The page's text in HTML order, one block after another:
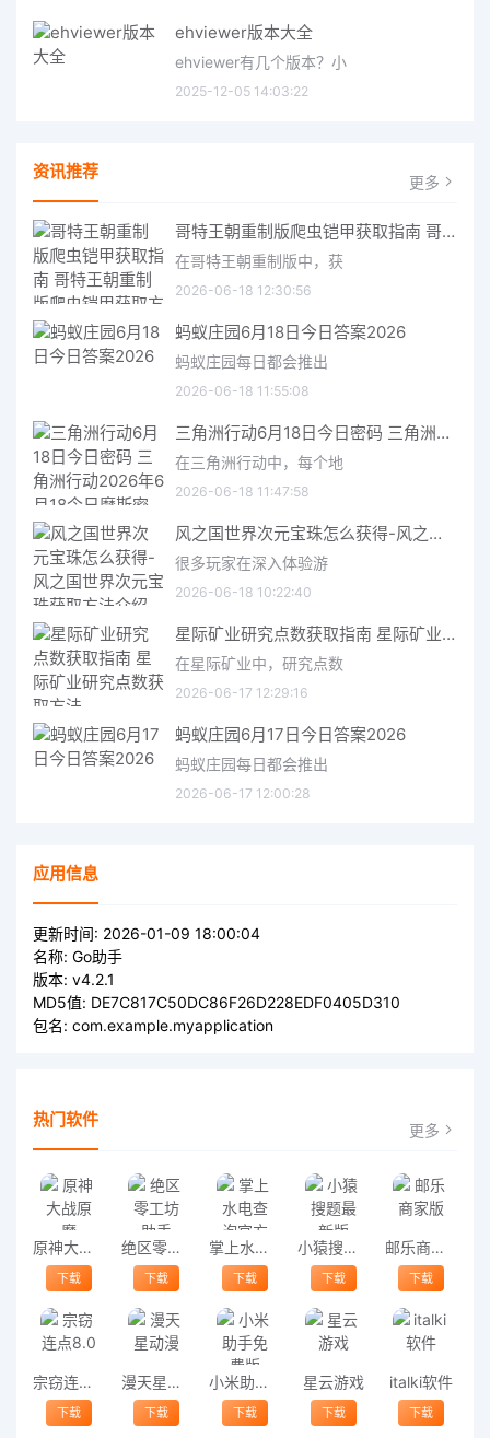
ehviewer版本大全
ehviewer有几个版本？小
2025-12-05 14:03:22
资讯推荐 更多
哥特王朝重制版爬虫铠甲获取指南 哥特王朝重制版爬虫铠甲获取方法
在哥特王朝重制版中，获
2026-06-18 12:30:56
蚂蚁庄园6月18日今日答案2026
蚂蚁庄园每日都会推出
2026-06-18 11:55:08
三角洲行动6月18日今日密码 三角洲行动2026年6月18今日摩斯密码分享
在三角洲行动中，每个地
2026-06-18 11:47:58
风之国世界次元宝珠怎么获得-风之国世界次元宝珠获取方法介绍
很多玩家在深入体验游
2026-06-18 10:22:40
星际矿业研究点数获取指南 星际矿业研究点数获取方法
在星际矿业中，研究点数
2026-06-17 12:29:16
蚂蚁庄园6月17日今日答案2026
蚂蚁庄园每日都会推出
2026-06-17 12:00:28
应用信息
更新时间: 2026-01-09 18:00:04
名称: Go助手
版本: v4.2.1
MD5值: DE7C817C50DC86F26D228EDF0405D310
包名: com.example.myapplication
热门软件 更多
原神大战原魔
下载
绝区零工坊助手app
下载
掌上水电查询官方版
下载
小猿搜题最新版
下载
邮乐商家版
下载
宗窃连点8.0
下载
漫天星动漫
下载
小米助手免费版
下载
星云游戏
下载
italki软件
下载